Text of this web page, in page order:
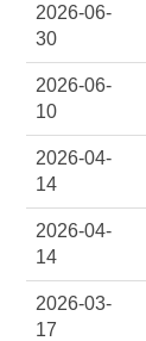
2026-06-
30
2026-06-
10
2026-04-
14
2026-04-
14
2026-03-
17